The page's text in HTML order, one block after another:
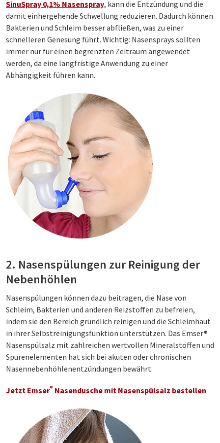
SinuSpray 0,1% Nasenspray, kann die Entzündung und die
damit einhergehende Schwellung reduzieren. Dadurch können
Bakterien und Schleim besser abfließen, was zu einer
schnelleren Genesung führt. Wichtig: Nasensprays sollten
immer nur für einen begrenzten Zeitraum angewendet
werden, da eine langfristige Anwendung zu einer
Abhängigkeit führen kann.
2. Nasenspülungen zur Reinigung der
Nebenhöhlen
Nasenspülungen können dazu beitragen, die Nase von
Schleim, Bakterien und anderen Reizstoffen zu befreien,
indem sie den Bereich gründlich reinigen und die Schleimhaut
in ihrer Selbstreinigungsfunktion unterstützen. Das Emser®
Nasenspülsalz mit zahlreichen wertvollen Mineralstoffen und
Spurenelementen hat sich bei akuten oder chronischen
Nasennebenhöhlenentzündungen bewährt.
Jetzt Emser® Nasendusche mit Nasenspülsalz bestellen